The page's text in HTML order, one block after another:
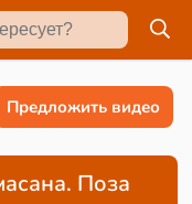
Предложить видео
Поза